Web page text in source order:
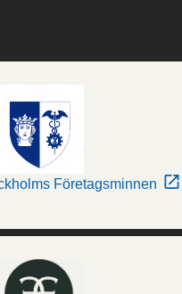
Företagsminnen